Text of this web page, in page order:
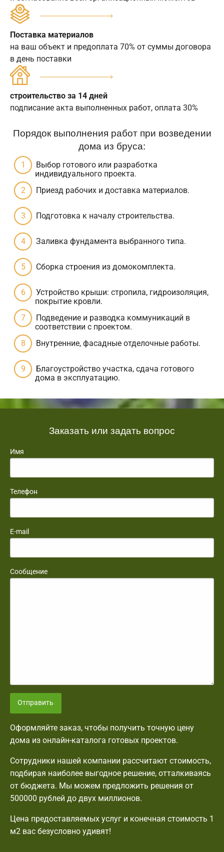
Поставка материалов
на ваш объект и предоплата 70% от суммы договора
в день поставки
строительство за 14 дней
подписание акта выполненных работ, оплата 30%
Порядок выполнения работ при возведении
дома из бруса:
Выбор готового или разработка
индивидуального проекта.
Приезд рабочих и доставка материалов.
Подготовка к началу строительства.
Заливка фундамента выбранного типа.
Сборка строения из домокомплекта.
Устройство крыши: стропила, гидроизоляция,
покрытие кровли.
Подведение и разводка коммуникаций в
соответствии с проектом.
Внутренние, фасадные отделочные работы.
Благоустройство участка, сдача готового
дома в эксплуатацию.
Заказать или задать вопрос
Имя
Телефон
E-mail
Сообщение
Отправить
Оформляйте заказ, чтобы получить точную цену
дома из онлайн-каталога готовых проектов.
Сотрудники нашей компании рассчитают стоимость,
подбирая наиболее выгодное решение, отталкиваясь
от бюджета. Мы можем предложить решения от
500000 рублей до двух миллионов.
Цена предоставляемых услуг и конечная стоимость 1
м2 вас безусловно удивят!